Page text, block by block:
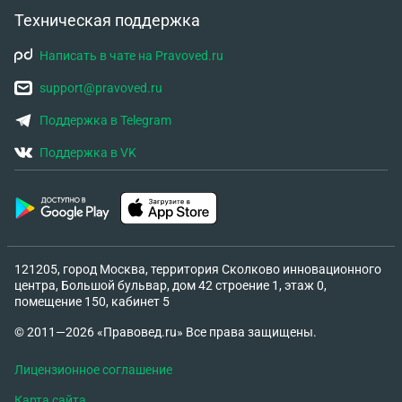
наличии счетов в банках Казахстана и Киргизии,
копию заграничного паспорта, документы,
подтверждающие движение денежных средств по
счетам. Каким образом я могу предоставить
ответ и запрашиваемые документы? В ЛК ФЛ
обратиться в свободной форме и приложить к
обращению необходимые документы?
Техническая поддержка
Написать в чате на Pravoved.ru
support@pravoved.ru
Поддержка в Telegram
Поддержка в VK
121205, город Москва, территория Сколково инновационного
центра, Большой бульвар, дом 42 строение 1, этаж 0,
помещение 150, кабинет 5
© 2011—2026 «Правовед.ru» Все права защищены.
Лицензионное соглашение